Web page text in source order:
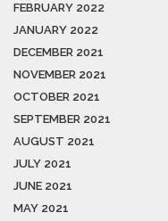
FEBRUARY 2022
JANUARY 2022
DECEMBER 2021
NOVEMBER 2021
OCTOBER 2021
SEPTEMBER 2021
AUGUST 2021
JULY 2021
JUNE 2021
MAY 2021